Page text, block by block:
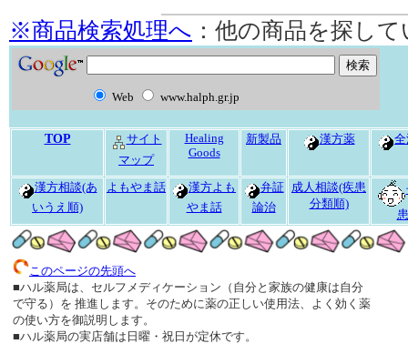
※商品検索処理へ ：他の商品を探し
Web www.halph.gr.jp
TOP
サイト
マップ
Healing
Goods
新製品 漢方薬
漢方相談(あ
いうえ順)
よもやま話
漢方よも
やま話
弁証
論治
成人相談(疾患
分類順)
このページの先頭へ
■ハル薬局は、セルフメディケーション（自分と家族の健康は自分
で守る）を 推進します。そのために薬の正しい使用法、よく効く薬
の使い方を御説明します。
■ハル薬局の実店舗は日曜・祝日が定休です。